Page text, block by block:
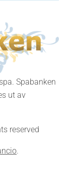
Spabanken
ut av
reserved
.